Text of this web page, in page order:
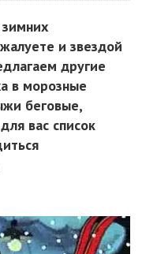
и звездой
другие
в морозные
беговые,
вас список